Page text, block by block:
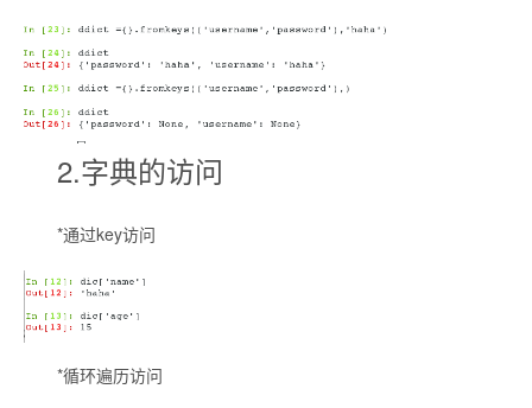
2.字典的访问
*通过key访问
*循环遍历访问